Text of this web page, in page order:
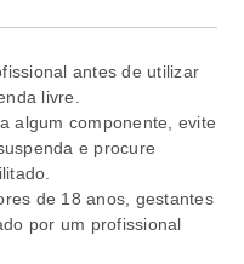
antes de utilizar
livre.
algum componente, evite
e procure
de 18 anos, gestantes
por um profissional